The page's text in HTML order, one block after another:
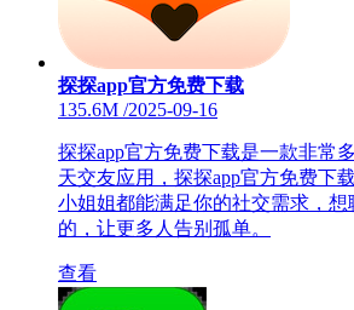
探探app官方免费下载
135.6M /2025-09-16
探探app官方免费下载是一款非常
天交友应用，探探app官方免费下
小姐姐都能满足你的社交需求，
的，让更多人告别孤单。
查看